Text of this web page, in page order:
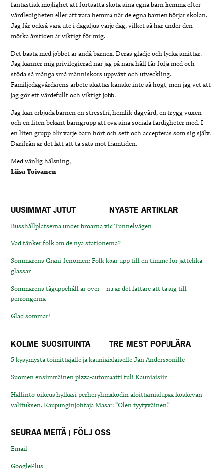
fantastisk möjlighet att fortsätta sköta sina egna barn hemma efter
vårdledigheten eller att vara hemma när de egna barnen börjar skolan.
Jag får också vara ute i dagsljus varje dag, vilket så här under den
mörka årstiden är viktigt för mig.
Det bästa med jobbet är ändå barnen. Deras glädje och lycka smittar.
Jag känner mig privilegierad när jag på nära håll får följa med och
stöda så många små människors uppväxt och utveckling.
Familjedagvårdarens arbete skattas kanske inte så högt, men jag vet att
jag gör ett värdefullt och viktigt jobb.
Jag kan erbjuda barnen en stressfri, hemlik dagvård, en trygg vuxen
och en liten bekant barngrupp att öva sina sociala färdigheter med. I
en liten grupp blir varje barn hört och sett och accepteras som sig själv.
Därifrån är det lätt att ta sats mot framtiden.
Med vänlig hälsning,
Liisa Toivanen
UUSIMMAT JUTUT NYASTE ARTIKLAR
Busshållplatserna under broarna vid Tunnelvägen
Vad tänker folk om de nya stationerna?
Sommarens Grani-fenomen: Folk köar upp till en timme för jättelika
glassar
Sommarens tåguppehåll är över – nu är det lättare att ta sig till
perrongerna
Glad sommar!
KOLME SUOSITUINTA TRE MEST POPULÄRA
5 kysymystä toimittajalle ja kauniaislaiselle Jan Anderssonille
Suomen ensimmäinen pizza-automaatti tuli Kauniaisiin
Hallinto-oikeus hylkäsi perheryhmäkodin aloittamislupaa koskevan
valituksen. Kaupunginjohtaja Masar: “Olen tyytyväinen.”
SEURAA MEITÄ | FÖLJ OSS
Email
GooglePlus